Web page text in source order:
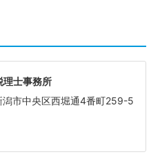
理士事務所
潟市中央区西堀通4番町259-5